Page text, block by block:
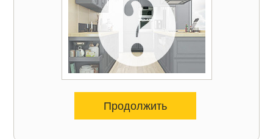
Продолжить